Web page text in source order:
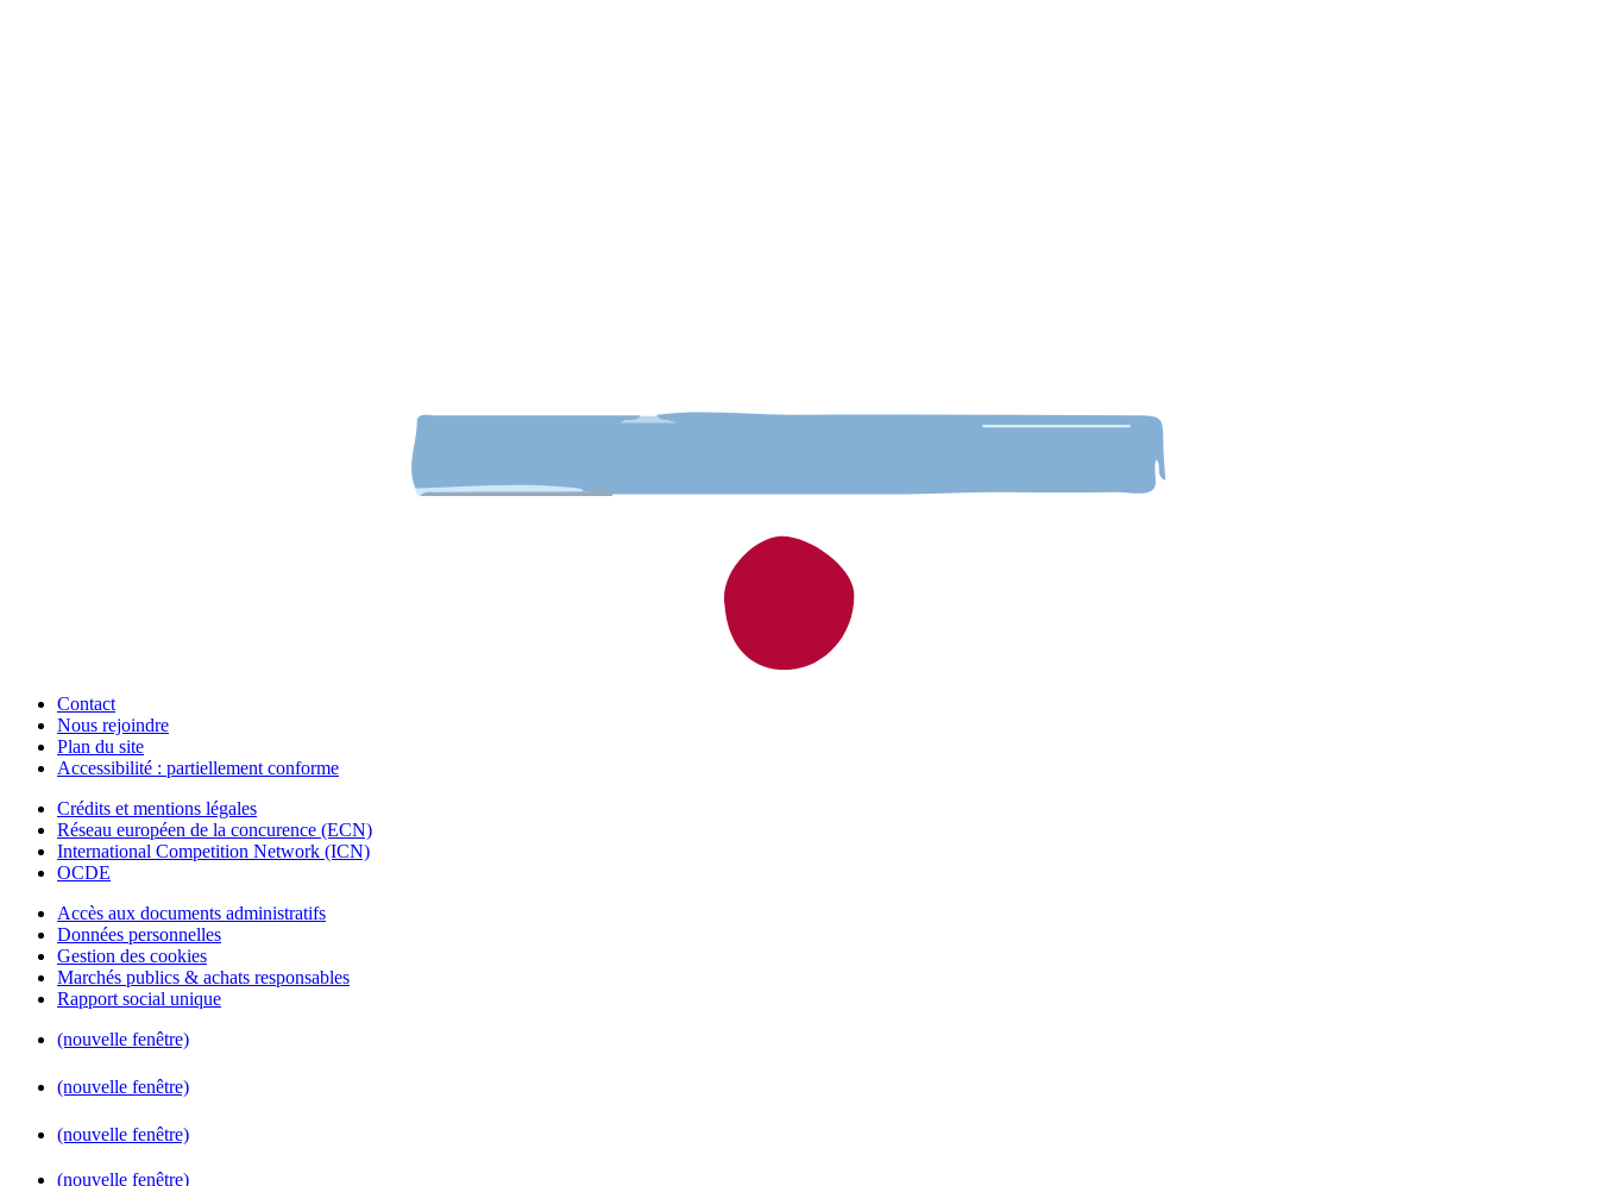
Contact
Nous rejoindre
Plan du site
Accessibilité : partiellement conforme
Crédits et mentions légales
Réseau européen de la concurence (ECN)
International Competition Network (ICN)
OCDE
Accès aux documents administratifs
Données personnelles
Gestion des cookies
Marchés publics & achats responsables
Rapport social unique
(nouvelle fenêtre)
(nouvelle fenêtre)
(nouvelle fenêtre)
(nouvelle fenêtre)